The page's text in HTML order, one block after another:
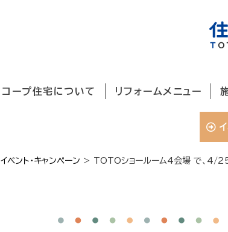
コープ住宅について リフォームメニュー
イベント・キャンペーン > TOTOショールーム4会場 で、4/25